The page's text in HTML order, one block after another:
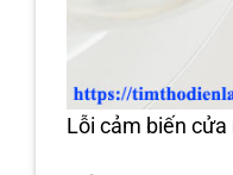
Lỗi cảm biến